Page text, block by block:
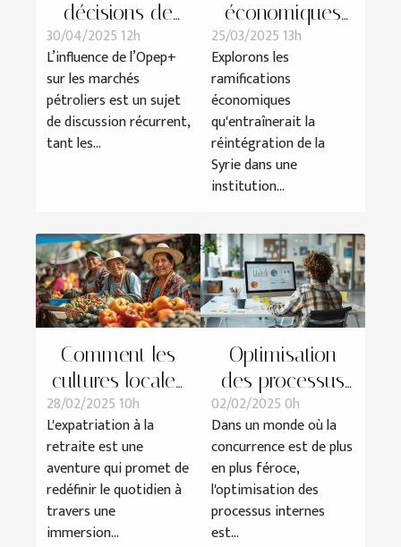
décisions de
l'Opep+ sur les
prix mondiaux
du pétrole
30/04/2025 12h
L’influence de l’Opep+
sur les marchés
pétroliers est un sujet
de discussion récurrent,
tant les...
économiques
de la
réintégration de
la Syrie dans
une institution
financière
islamique
25/03/2025 13h
Explorons les
ramifications
économiques
qu'entraînerait la
réintégration de la
Syrie dans une
institution...
Comment les
cultures locales
influencent la
vie des retraités
expatriés
28/02/2025 10h
L'expatriation à la
retraite est une
aventure qui promet de
redéfinir le quotidien à
travers une
immersion...
Optimisation
des processus
internes pour
une meilleure
performance
d'entreprise
02/02/2025 0h
Dans un monde où la
concurrence est de plus
en plus féroce,
l'optimisation des
processus internes
est...